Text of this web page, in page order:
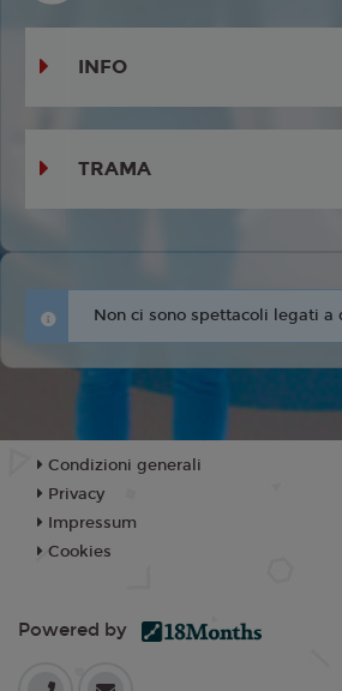
INFO
TRAMA
Non ci sono spettacoli legati a
Condizioni generali
Privacy
Impressum
Cookies
Powered by